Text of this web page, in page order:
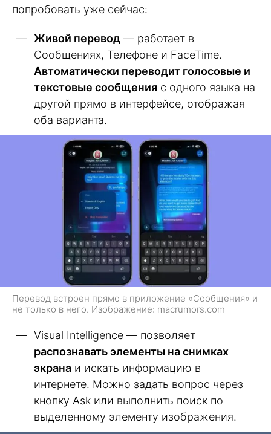
попробовать уже сейчас:
Живой перевод — работает в
Сообщениях, Телефоне и FaceTime.
Автоматически переводит голосовые и
текстовые сообщения с одного языка на
другой прямо в интерфейсе, отображая
оба варианта.
Перевод встроен прямо в приложение «Сообщения» и
не только в него. Изображение: macrumors.com
Visual Intelligence — позволяет
распознавать элементы на снимках
экрана и искать информацию в
интернете. Можно задать вопрос через
кнопку Ask или выполнить поиск по
выделенному элементу изображения.